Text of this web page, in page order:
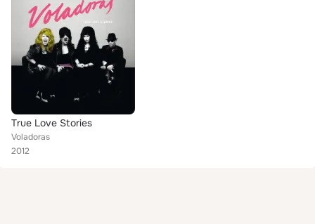
True Love Stories
Voladoras
2012